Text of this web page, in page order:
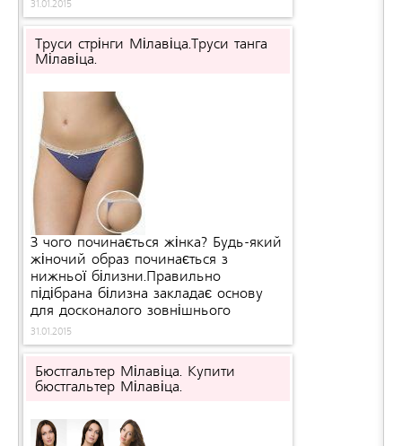
ле
31.01.2015
Труси стрінги Мілавіца.Труси танга
Мілавіца.
З чого починається жінка? Будь-який
жіночий образ починається з
нижньої білизни.Правильно
підібрана білизна закладає основу
для досконалого зовнішнього
вигляду.
31.01.2015
Бюстгальтер Мілавіца. Купити
бюстгальтер Мілавіца.